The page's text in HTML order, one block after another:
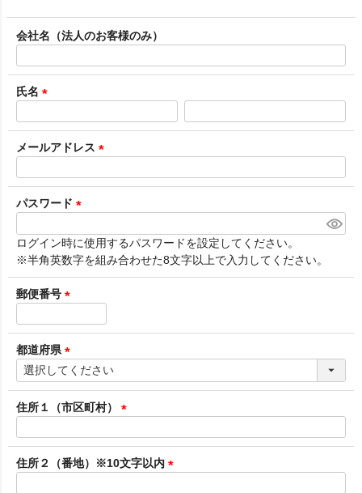
会社名（法人のお客様のみ）
氏名
必
須
メールアドレス
必
パスワード
必
須
)
ログイン時に使用するパスワードを設定してください。
※半角英数字を組み合わせた8文字以上で入力してください。
郵便番号
必
須
)
都道府県
(
必
須
住所１（市区町村）
必
須
住所２（番地）※10文字以内